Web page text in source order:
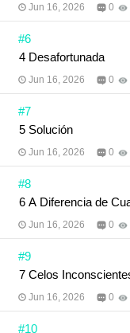
Jun 16, 2026 0
#6
4 Desafortunada
Jun 16, 2026 0
#7
5 Solución
Jun 16, 2026 0
#8
6 A Diferencia de
Jun 16, 2026 0
#9
7 Celos
Jun 16, 2026 0
#10